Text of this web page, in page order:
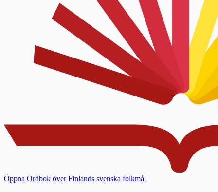
Öppna Ordbok över Finlands svenska folkmål